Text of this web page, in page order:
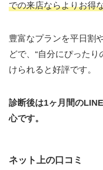
での来店ならよりお得
豊富なプランを平日割
どで、“自分にぴった
けられると好評です。
診断後は1ヶ月間の
心です。
ネット上の口コミ